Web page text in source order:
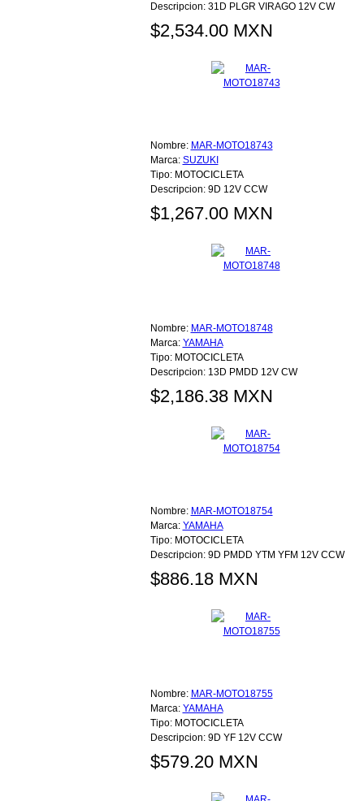
Descripcion: 31D PLGR VIRAGO 12V CW
$2,534.00 MXN
Nombre: MAR-MOTO18743
Marca: SUZUKI
Tipo: MOTOCICLETA
Descripcion: 9D 12V CCW
$1,267.00 MXN
Nombre: MAR-MOTO18748
Marca: YAMAHA
Tipo: MOTOCICLETA
Descripcion: 13D PMDD 12V CW
$2,186.38 MXN
Nombre: MAR-MOTO18754
Marca: YAMAHA
Tipo: MOTOCICLETA
Descripcion: 9D PMDD YTM YFM 12V CCW
$886.18 MXN
Nombre: MAR-MOTO18755
Marca: YAMAHA
Tipo: MOTOCICLETA
Descripcion: 9D YF 12V CCW
$579.20 MXN